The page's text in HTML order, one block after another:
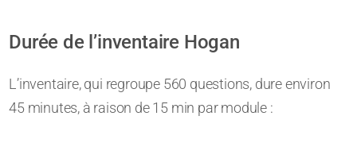
Durée de l’inventaire Hogan
L’inventaire, qui regroupe 560 questions, dure environ
45 minutes, à raison de 15 min par module :